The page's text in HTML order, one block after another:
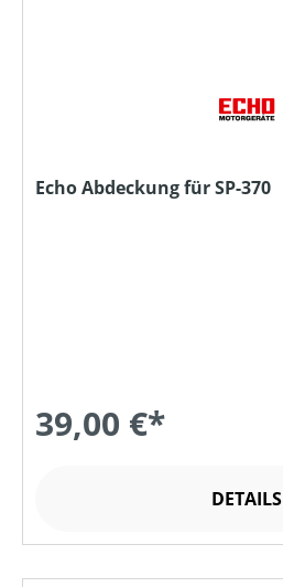
Echo Abdeckung für SP-370
39,00 €*
DETAILS